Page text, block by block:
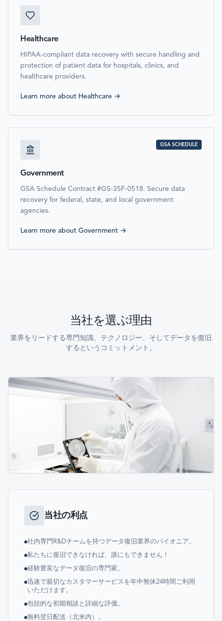
Healthcare
HIPAA-compliant data recovery with secure handling and
protection of patient data for hospitals, clinics, and
healthcare providers.
Learn more about Healthcare →
GSA SCHEDULE
Government
GSA Schedule Contract #GS-35F-0518. Secure data
recovery for federal, state, and local government
agencies.
Learn more about Government →
当社を選ぶ理由
業界をリードする専門知識、テクノロジー、そしてデータを復旧
するというコミットメント。
当社の利点
社内専門R&Dチームを持つデータ復旧業界のパイオニア。
私たちに復旧できなければ、誰にもできません！
経験豊富なデータ復旧の専門家。
迅速で親切なカスタマーサービスを年中無休24時間ご利用
いただけます。
包括的な初期相談と詳細な評価。
無料翌日配送（北米内）。